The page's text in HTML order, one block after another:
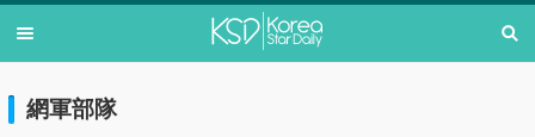
網軍部隊